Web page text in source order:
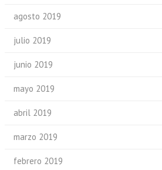
agosto 2019
julio 2019
junio 2019
mayo 2019
abril 2019
marzo 2019
febrero 2019